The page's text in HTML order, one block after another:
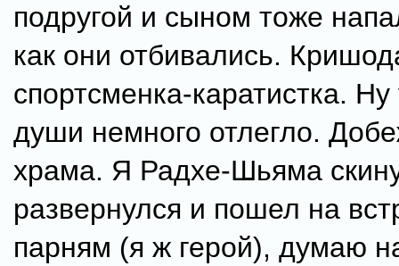
подругой и сыном тоже
как они отбивались.
спортсменка-каратистка.
души немного отлегло.
храма. Я Радхе-Шьяма
развернулся и пошел на
парням (я ж герой), думаю